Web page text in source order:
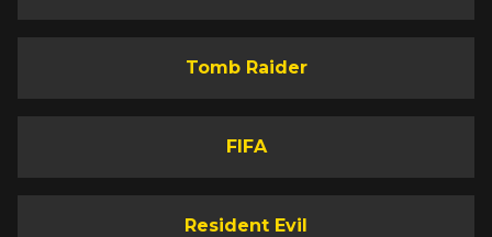
Tomb Raider
FIFA
Resident Evil